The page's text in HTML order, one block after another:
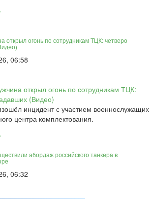
открыл огонь по сотрудникам ТЦК: четверо
06:58
инцидент с участием военнослужащих
центра комплектования.
абордаж российского танкера в
06:32